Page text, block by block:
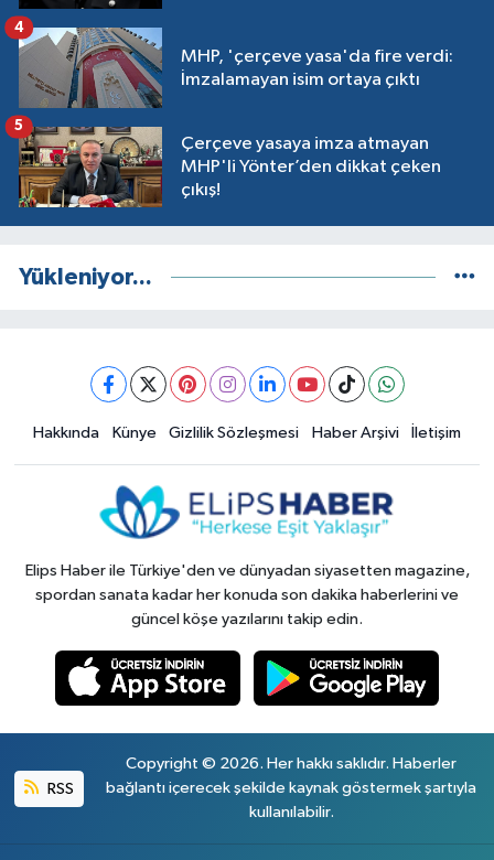
MHP, 'çerçeve yasa'da fire verdi:
İmzalamayan isim ortaya çıktı
4
Çerçeve yasaya imza atmayan
MHP'li Yönter’den dikkat çeken
çıkış!
5
Yükleniyor...
Hakkında Künye Gizlilik Sözleşmesi Haber Arşivi İletişim
Elips Haber ile Türkiye'den ve dünyadan siyasetten magazine,
spordan sanata kadar her konuda son dakika haberlerini ve
güncel köşe yazılarını takip edin.
RSS
Copyright © 2026. Her hakkı saklıdır. Haberler
bağlantı içerecek şekilde kaynak göstermek şartıyla
kullanılabilir.